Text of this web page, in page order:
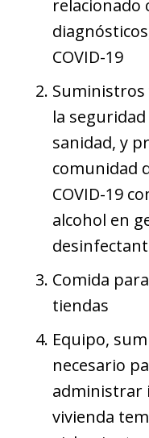
relacionado
COVID-19
Suministros
la
sanidad, y
comunidad
COVID-19
alcohol en
Comida
tiendas
Equipo,
necesario
administrar
vivienda